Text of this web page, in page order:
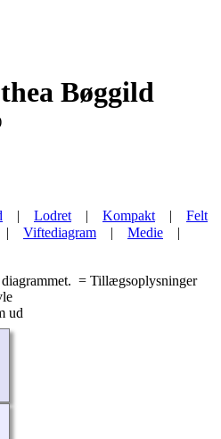
Bøggild
| Lodret | Kompakt | Felt
| Viftediagram | Medie |
= Tillægsoplysninger